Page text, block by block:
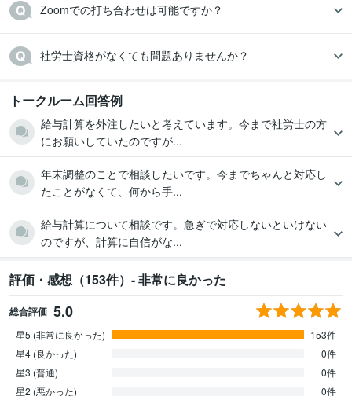
Zoomでの打ち合わせは可能ですか？
社労士資格がなくても問題ありませんか？
トークルーム回答例
給与計算を外注したいと考えています。今まで社労士の方
にお願いしていたのですが...
年末調整のことで相談したいです。今までちゃんと対応し
たことがなくて、何から手...
給与計算について相談です。急ぎで対応しないといけない
のですが、計算に自信がな...
評価・感想（153件）- 非常に良かった
総合評価 5.0
星5 (非常に良かった)
153件
星4 (良かった)
0件
星3 (普通)
0件
星2 (悪かった)
0件